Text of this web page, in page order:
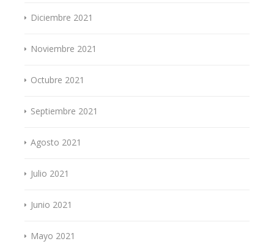
Diciembre 2021
Noviembre 2021
Octubre 2021
Septiembre 2021
Agosto 2021
Julio 2021
Junio 2021
Mayo 2021